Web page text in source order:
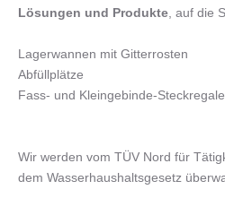
Lösungen und Produkte , auf die
Lagerwannen mit Gitterrosten
Abfüllplätze
Fass- und Kleingebinde-Steckregale
Wir werden vom TÜV Nord für
dem Wasserhaushaltsgesetz